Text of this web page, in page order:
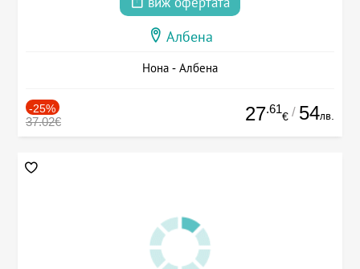
Албена
Нона - Албена
-25%
37.02€ 27.61
€ / 54лв.